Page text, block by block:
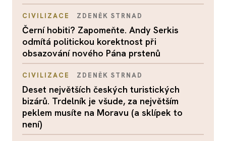
CIVILIZACE ZDENĚK STRNAD
Černí hobiti? Zapomeňte. Andy Serkis
odmítá politickou korektnost při
obsazování nového Pána prstenů
CIVILIZACE ZDENĚK STRNAD
Deset největších českých turistických
bizárů. Trdelník je všude, za největším
peklem musíte na Moravu (a sklípek to
není)